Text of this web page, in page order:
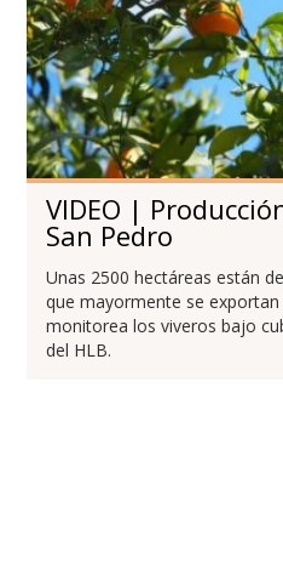
VIDEO |
San Pedro
Unas 2500 hectáreas están
que mayormente se exportan
monitorea los viveros bajo
del HLB.